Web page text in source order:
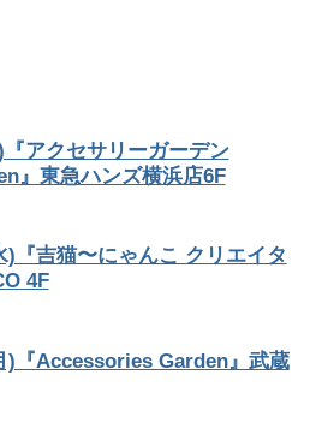
アクセサリーガーデン
』東急ハンズ横浜店6F
)『吉猫〜にゃんこ クリエイタ
4F
)『Accessories Garden』武蔵